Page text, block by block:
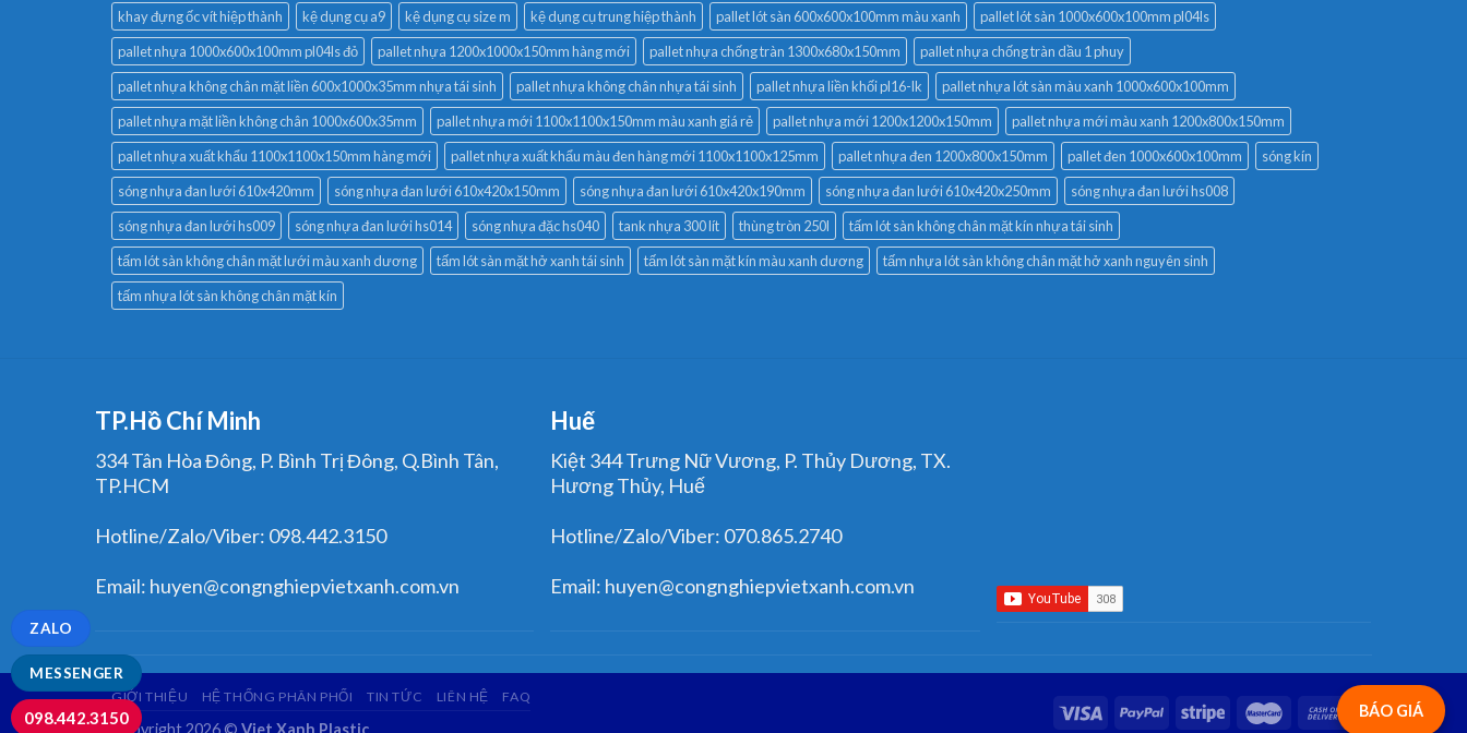
khay đựng ốc vít hiệp thành
kệ dụng cụ a9 kệ dụng cụ size m kệ dụng cụ trung hiệp thành pallet lót sàn 600x600x100mm màu xanh
pallet lót sàn 1000x600x100mm pl04ls
pallet nhựa 1000x600x100mm pl04ls đỏ
pallet nhựa 1200x1000x150mm hàng mới pallet nhựa chống tràn 1300x680x150mm
pallet nhựa chống tràn dầu 1 phuy
pallet nhựa không chân mặt liền 600x1000x35mm nhựa tái sinh
pallet nhựa không chân nhựa tái sinh pallet nhựa liền khối pl16-lk
pallet nhựa lót sàn màu xanh 1000x600x100mm
pallet nhựa mặt liền không chân 1000x600x35mm
pallet nhựa mới 1100x1100x150mm màu xanh giá rẻ pallet nhựa mới 1200x1200x150mm
pallet nhựa mới màu xanh 1200x800x150mm
pallet nhựa xuất khẩu 1100x1100x150mm hàng mới
pallet nhựa xuất khẩu màu đen hàng mới 1100x1100x125mm pallet nhựa đen 1200x800x150mm pallet đen 1000x600x100mm
sóng kín
sóng nhựa đan lưới 610x420mm
sóng nhựa đan lưới 610x420x150mm sóng nhựa đan lưới 610x420x190mm sóng nhựa đan lưới 610x420x250mm
sóng nhựa đan lưới hs008
sóng nhựa đan lưới hs009
sóng nhựa đan lưới hs014 sóng nhựa đặc hs040 tank nhựa 300 lít thùng tròn 250l
tấm lót sàn không chân mặt kín nhựa tái sinh
tấm lót sàn không chân mặt lưới màu xanh dương
tấm lót sàn mặt hở xanh tái sinh tấm lót sàn mặt kín màu xanh dương
tấm nhựa lót sàn không chân mặt hở xanh nguyên sinh
tấm nhựa lót sàn không chân mặt kín
TP.Hồ Chí Minh
334 Tân Hòa Đông, P. Bình Trị Đông, Q.Bình Tân,
TP.HCM
Hotline/Zalo/Viber: 098.442.3150
Email: huyen@congnghiepvietxanh.com.vn
Huế
Kiệt 344 Trưng Nữ Vương, P. Thủy Dương, TX.
Hương Thủy, Huế
Hotline/Zalo/Viber: 070.865.2740
Email: huyen@congnghiepvietxanh.com.vn
BÁO GIÁ
GIỚI THIỆU HỆ THỐNG PHÂN PHỐI TIN TỨC LIÊN HỆ FAQ
MESSENGER
ZALO
098.442.3150